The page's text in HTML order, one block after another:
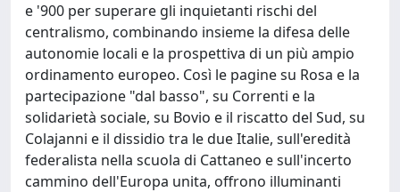
e '900 per superare gli inquietanti rischi del
centralismo, combinando insieme la difesa delle
autonomie locali e la prospettiva di un più ampio
ordinamento europeo. Così le pagine su Rosa e la
partecipazione "dal basso", su Correnti e la
solidarietà sociale, su Bovio e il riscatto del Sud, su
Colajanni e il dissidio tra le due Italie, sull'eredità
federalista nella scuola di Cattaneo e sull'incerto
cammino dell'Europa unita, offrono illuminanti